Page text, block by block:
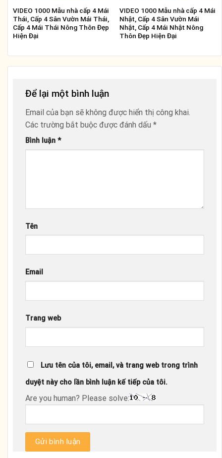
VIDEO 1000 Mẫu nhà cấp 4 Mái
Thái, Cấp 4 Sân Vườn Mái Thái,
Cấp 4 Mái Thái Nông Thôn Đẹp
Hiện Đại
VIDEO 1000 Mẫu nhà cấp 4 Mái
Nhật, Cấp 4 Sân Vườn Mái
Nhật, Cấp 4 Mái Nhật Nông
Thôn Đẹp Hiện Đại
Để lại một bình luận
Email của bạn sẽ không được hiển thị công khai.
Các trường bắt buộc được đánh dấu *
Bình luận *
Tên
Email
Trang web
Lưu tên của tôi, email, và trang web trong trình
duyệt này cho lần bình luận kế tiếp của tôi.
Are you human? Please solve: